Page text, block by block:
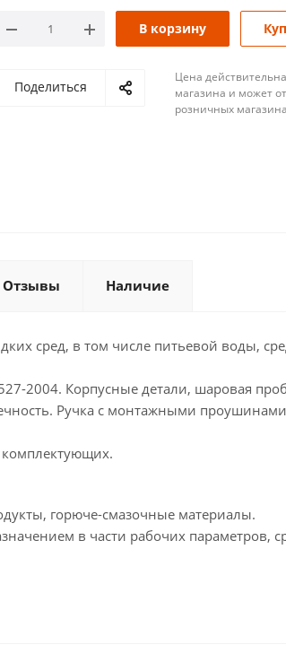
В корзину
Поделиться
Цена
магазина и может
розничных
Отзывы Наличие
сред, в том числе питьевой воды,
2004. Корпусные детали, шаровая
Ручка с монтажными
комплектующих.
горюче-смазочные материалы.
в части рабочих параметров,